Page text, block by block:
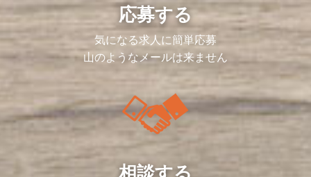
応募する
気になる求人に簡単応募
山のようなメールは来ません
相談する